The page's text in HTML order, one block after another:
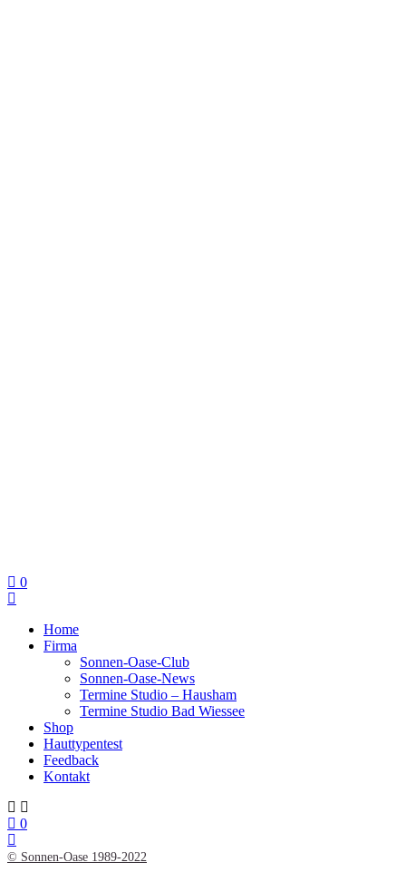
0
Home
Firma
Sonnen-Oase-Club
Sonnen-Oase-News
Termine Studio – Hausham
Termine Studio Bad Wiessee
Shop
Hauttypentest
Feedback
Kontakt
0
© Sonnen-Oase 1989-2022